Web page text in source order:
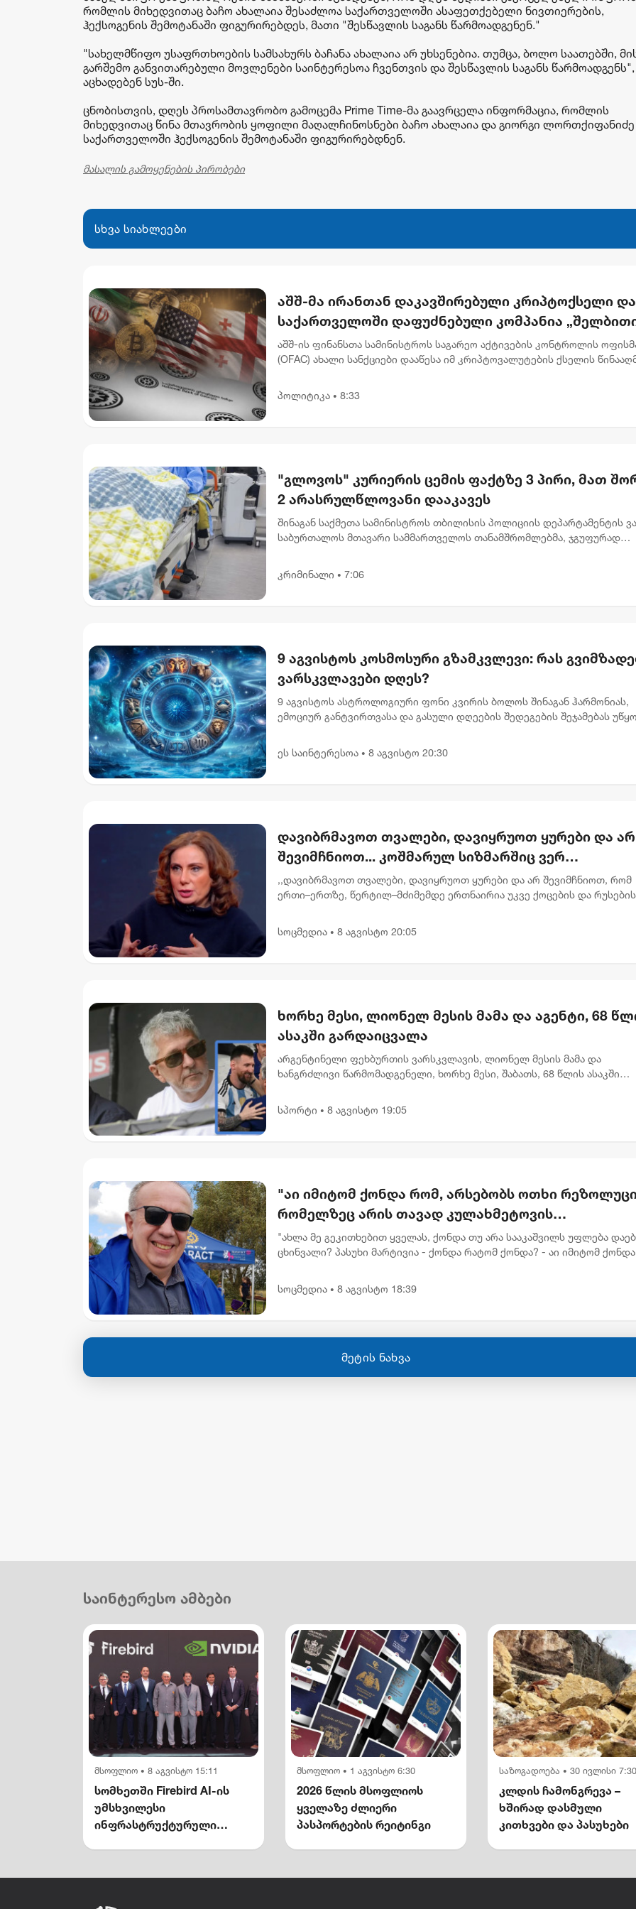
რომლის მიხედვითაც ბაჩო ახალაია შესაძლოა საქართველოში ასაფეთქებელი ნივთიერების,
ჰექსოგენის შემოტანაში ფიგურირებდეს, მათი "შესწავლის საგანს წარმოადგენენ."
"სახელმწიფო უსაფრთხოების სამსახურს ბაჩანა ახალაია არ უხსენებია. თუმცა, ბოლო საათებში,
გარშემო განვითარებული მოვლენები საინტერესოა ჩვენთვის და შესწავლის საგანს
აცხადებენ სუს-ში.
ცნობისთვის, დღეს პროსამთავრობო გამოცემა Prime Time-მა გაავრცელა ინფორმაცია, რომლის
მიხედვითაც წინა მთავრობის ყოფილი მაღალჩინოსნები ბაჩო ახალაია და გიორგი ლორთქიფანიძე
საქართველოში ჰექსოგენის შემოტანაში ფიგურირებდნენ.
მასალის გამოყენების პირობები
სხვა სიახლეები
აშშ-მა ირანთან დაკავშირებული კრიპტოქსელი და
საქართველოში დაფუძნებული კომპანია
დაასანქცირა - რას აცხადებს სები
აშშ-ის ფინანსთა სამინისტროს საგარეო აქტივების კონტროლის
(OFAC) ახალი სანქციები დააწესა იმ კრიპტოვალუტების ქსელის
გათეთრების...
პოლიტიკა • 8:33
"გლოვოს" კურიერის ცემის ფაქტზე 3 პირი, მათ
2 არასრულწლოვანი დააკავეს
შინაგან საქმეთა სამინისტროს თბილისის პოლიციის დეპარტამენტის
საბურთალოს მთავარი სამმართველოს თანამშრომლებმა, ჯგუფურად
კრიმინალი • 7:06
9 აგვისტოს კოსმოსური გზამკვლევი: რას
ვარსკვლავები დღეს?
9 აგვისტოს ასტროლოგიური ფონი კვირის ბოლოს შინაგან ჰარმონიას,
ემოციურ განტვირთვასა და გასული დღეების შედეგების შეჯამებას
აჩქარებუ...
ეს საინტერესოა • 8 აგვისტო 20:30
დავიბრმავოთ თვალები, დავიყრუოთ ყურები და არ
შევიმჩნიოთ... კოშმარულ სიზმარშიც ვერ
წარმოვიდგენდი - ნინო ჯანგირაშვილი
,,დავიბრმავოთ თვალები, დავიყრუოთ ყურები და არ შევიმჩნიოთ, რომ
ერთი–ერთზე, წერტილ–მძიმემდე ერთნაირია უკვე ქოცების და რუსების
სოცმედია • 8 აგვისტო 20:05
ხორხე მესი, ლიონელ მესის მამა და აგენტი, 68
ასაკში გარდაიცვალა
არგენტინელი ფეხბურთის ვარსკვლავის, ლიონელ მესის მამა და
ხანგრძლივი წარმომადგენელი, ხორხე მესი, შაბათს, 68 წლის ასაკში
ცენტრმა Sanatorio Cen...
სპორტი • 8 აგვისტო 19:05
"აი იმიტომ ქონდა რომ, არსებობს ოთხი
რომელზეც არის თავად კულახმეტოვის
ხელმოწერაც..." - რას წერს გიორგი ფოფხაძე
"ახლა მე გეკითხებით ყველას, ქონდა თუ არა სააკაშვილს უფლება
ცხინვალი? პასუხი მარტივია - ქონდა რატომ ქონდა? - აი იმიტომ
სოცმედია • 8 აგვისტო 18:39
მეტის ნახვა
საინტერესო ამბები
მსოფლიო • 8 აგვისტო 15:11
სომხეთში Firebird AI-ის
უმსხვილესი
ინფრასტრუქტურული
$5 მილიარდამდე
მსოფლიო • 1 აგვისტო 6:30
2026 წლის მსოფლიოს
ყველაზე ძლიერი
პასპორტების რეიტინგი
საზოგადოება • 30 ივლისი 7:30
კლდის ჩამონგრევა –
ხშირად დასმული
კითხვები და პასუხები